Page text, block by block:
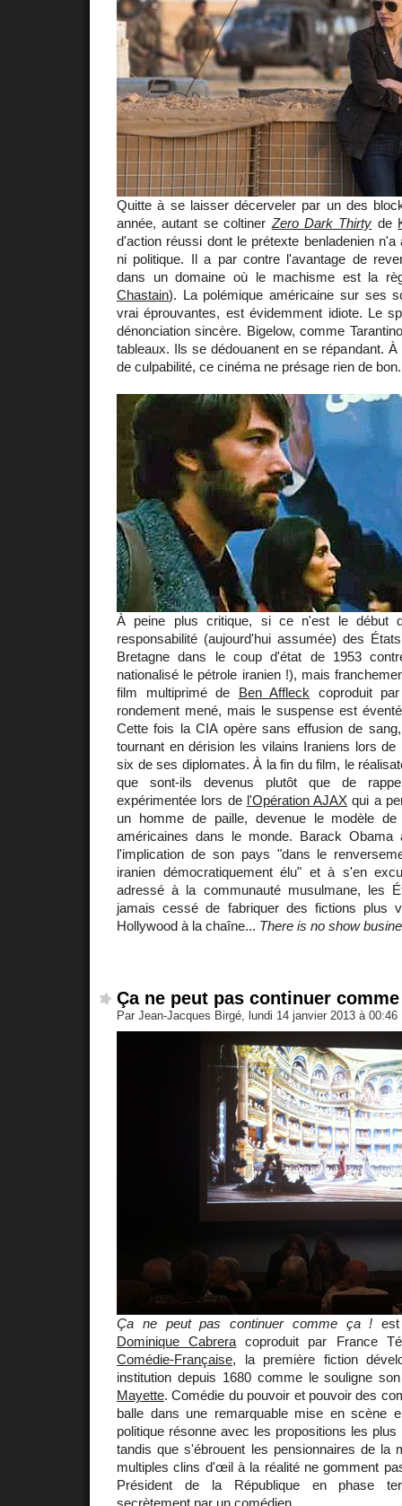
Quitte à se laisser décerveler par un des
année, autant se coltiner Zero Dark Thirty de
d'action réussi dont le prétexte benladenien n'a
ni politique. Il a par contre l'avantage de
dans un domaine où le machisme est la
Chastain). La polémique américaine sur ses
vrai éprouvantes, est évidemment idiote. Le
dénonciation sincère. Bigelow, comme
tableaux. Ils se dédouanent en se répandant.
de culpabilité, ce cinéma ne présage rien de bon.
À peine plus critique, si ce n'est le début
responsabilité (aujourd'hui assumée) des
Bretagne dans le coup d'état de 1953
nationalisé le pétrole iranien !), mais
film multiprimé de Ben Affleck coproduit
rondement mené, mais le suspense est
Cette fois la CIA opère sans effusion de
tournant en dérision les vilains Iraniens lors de
six de ses diplomates. À la fin du film, le
que sont-ils devenus plutôt que de
expérimentée lors de l'Opération AJAX qui a
un homme de paille, devenue le modèle
américaines dans le monde. Barack Obama
l'implication de son pays "dans le
iranien démocratiquement élu" et à s'en
adressé à la communauté musulmane, les
jamais cessé de fabriquer des fictions plus
Hollywood à la chaîne... There is no show
Ça ne peut pas continuer
Par Jean-Jacques Birgé, lundi 14 janvier 2013 à 00:46
Ça ne peut pas continuer comme ça !
Dominique Cabrera coproduit par France
Comédie-Française, la première fiction
institution depuis 1680 comme le souligne
Mayette. Comédie du pouvoir et pouvoir des
balle dans une remarquable mise en scène
politique résonne avec les propositions les
tandis que s'ébrouent les pensionnaires de la
multiples clins d'œil à la réalité ne gomment
Président de la République en phase